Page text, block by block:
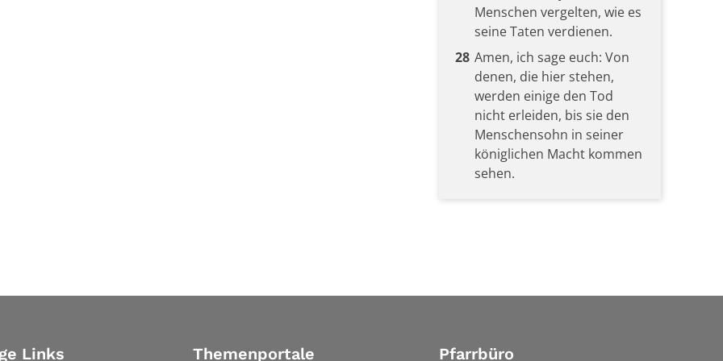
Menschen vergelten, wie es
seine Taten verdienen.
28 Amen, ich sage euch: Von
denen, die hier stehen,
werden einige den Tod
nicht erleiden, bis sie den
Menschensohn in seiner
königlichen Macht kommen
sehen.
Links Themenportale Pfarrbüro